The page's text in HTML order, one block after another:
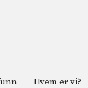
Hvem er vi?